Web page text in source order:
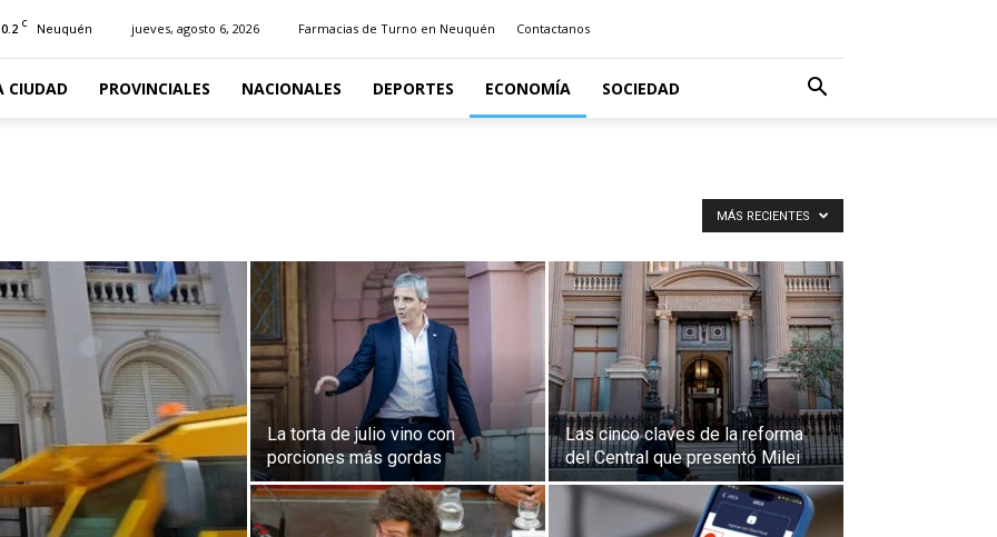
C Neuquén jueves, agosto 6, 2026 Farmacias de Turno en Neuquén Contactanos
CIUDAD PROVINCIALES NACIONALES DEPORTES ECONOMÍA SOCIEDAD
MÁS RECIENTES
La torta de julio vino con
porciones más gordas
Las cinco claves de la reforma
del Central que presentó Milei